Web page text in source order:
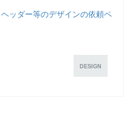
ッダー等のデザインの依頼ペ
DESIGN